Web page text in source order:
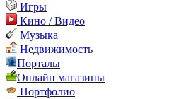
Игры
Кино / Видео
Музыка
Недвижимость
Порталы
Онлайн магазины
Портфолио